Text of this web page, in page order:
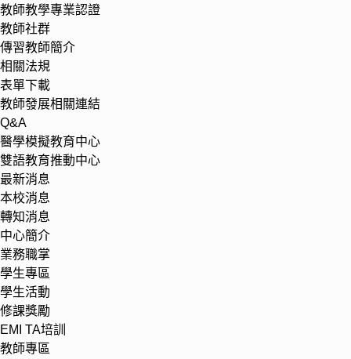
教師教學專業認證
教師社群
傳習教師簡介
相關法規
表單下載
教師發展相關連結
Q&A
醫學模擬教育中心
雙語教育推動中心
最新消息
本校消息
轉知消息
中心簡介
業務職掌
學生專區
學生活動
修課獎勵
EMI TA培訓
教師專區